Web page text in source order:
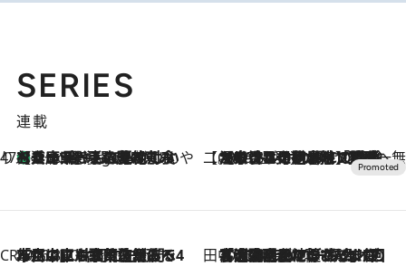
SERIES
連載
47都道府県の手みやげ ひんやりスイーツで夏を満喫
6 Hours Ago
【兵庫県】この夏絶対食べたい 冷やしておいしいおやつ3選 淡路島の恵みをジェラートに集約 【CREA×星野リゾート】唯一無二。癒しと発見が待つ場所へ
2026.8.7
【トンボの足水浴】ヒノキの香りに包まれて涼感マックス！約13℃の湧水かけ流しを避暑地「星野温泉 トンボの湯」で体験
CREA'S CHOICE
2026.8.7
「立川にも歌舞伎があるんだよ」 片岡仁左衛門・市川中車ら豪華座組みで4年目の立川立飛歌舞伎へ 田中稲の勝手に再ブーム
2026.8.7
「湘南乃風に憧れて」観客大盛上がりの“タオル回し”に、ラッパー顔負けの高速歌唱まで…さだまさし（74）のアグレッシブすぎる現在地